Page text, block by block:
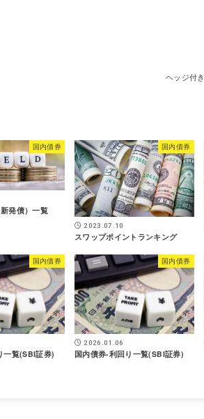
ヘッジ付
国内債券
発債）一覧
国内債券
2023.07.10
スワップポイントランキング
国内債券
一覧(SBI証券)
国内債券
2026.01.06
国内債券-利回り一覧(SBI証券)